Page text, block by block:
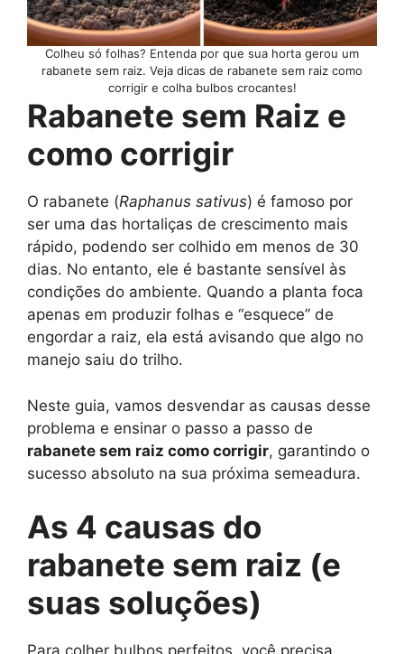
Colheu só folhas? Entenda por que sua horta gerou um
rabanete sem raiz. Veja dicas de rabanete sem raiz como
corrigir e colha bulbos crocantes!
Rabanete sem Raiz e
como corrigir
O rabanete (Raphanus sativus) é famoso por
ser uma das hortaliças de crescimento mais
rápido, podendo ser colhido em menos de 30
dias. No entanto, ele é bastante sensível às
condições do ambiente. Quando a planta foca
apenas em produzir folhas e “esquece” de
engordar a raiz, ela está avisando que algo no
manejo saiu do trilho.
Neste guia, vamos desvendar as causas desse
problema e ensinar o passo a passo de
rabanete sem raiz como corrigir, garantindo o
sucesso absoluto na sua próxima semeadura.
As 4 causas do
rabanete sem raiz (e
suas soluções)